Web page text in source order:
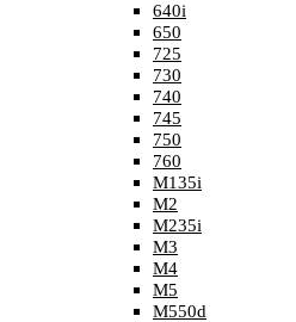
640i
650
725
730
740
745
750
760
M135i
M2
M235i
M3
M4
M5
M550d